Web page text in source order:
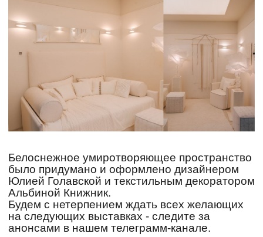
Белоснежное умиротворяющее пространство
было придумано и оформлено дизайнером
Юлией Голавской и текстильным декоратором
Альбиной Книжник.
Будем с нетерпением ждать всех желающих
на следующих выставках - следите за
анонсами в нашем телеграмм-канале.